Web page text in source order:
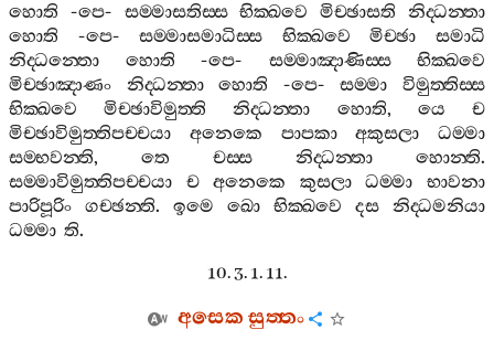
හොති -පෙ- සම‍්මාසතිස‍්ස භික‍්ඛවෙ මිච‍්ඡාසති
නිද‍්ධන‍්තා
හොති -පෙ-සම‍්මාසමාධිස‍්ස භික‍්ඛවෙ මිච‍්ඡා
සමාධි
නිද‍්ධන‍්තො
හොති -පෙ- සම‍්මාඤාණිස‍්ස
භික‍්ඛවෙ
මිච‍්ඡාඤාණං
නිද‍්ධන‍්තා හොති -පෙ-සම‍්මා
විමුත‍්තිස‍්ස
භික‍්ඛවෙ
මිච‍්ඡාවිමුත‍්ති නිද‍්ධන‍්තා හොති, යෙ
ච
මිච‍්ඡාවිමුත‍්තිපච‍්චයා
අනෙකෙ පාපකා අකුසලා
ධම‍්මා
සම‍්භවන‍්ති, තෙ චස‍්ස නිද‍්ධන‍්තා හොන‍්ති.
සම‍්මාවිමුත‍්තිපච‍්චයා
ච අනෙකෙ කුසලා ධම‍්මා
භාවනා
පාරිපූරිං
ගච‍්ඡන‍්ති. ඉමෙ ඛො භික‍්ඛවෙ දස
නිද‍්ධමනියා
ධම‍්මා ති.
10. 3. 1. 11.
අසෙකසුත‍්තං